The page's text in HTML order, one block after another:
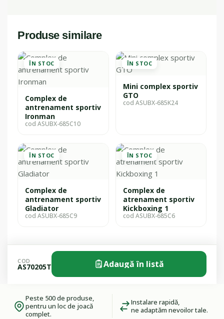
Produse similare
ÎN STOC
Complex de
antrenament sportiv
Ironman
cod ASUBX-685C10
ÎN STOC
Mini complex sportiv
GTO
cod ASUBX-685K24
ÎN STOC
Complex de
antrenament sportiv
Gladiator
cod ASUBX-685C9
ÎN STOC
Complex de
atrenament sportiv
Kickboxing 1
cod ASUBX-685C6
COD
AS70205T Adaugă în listă
Peste 500 de produse,
pentru un loc de joacă
complet.
Instalare rapidă,
ne adaptăm nevoilor tale.